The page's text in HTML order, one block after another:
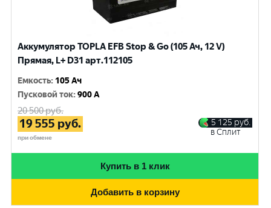
Аккумулятор TOPLA EFB Stop & Go (105 Ач, 12 V)
Прямая, L+ D31 арт.112105
Емкость: 105 Ач
Пусковой ток:900 A
20 500руб.
19 555 руб.
при обмене
5 125 руб.
в Сплит
Купить в 1 клик
Добавить в корзину